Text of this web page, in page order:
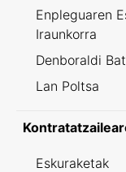
Enpleguaren
Iraunkorra
Denboraldi
Lan Poltsa
Eskuraketak